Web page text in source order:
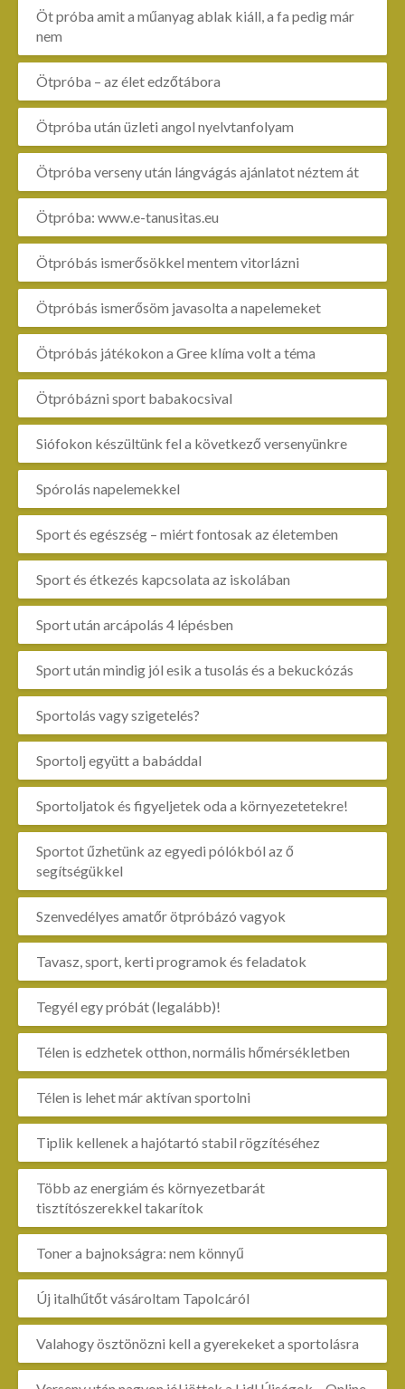
Öt próba amit a műanyag ablak kiáll, a fa pedig már
nem
Ötpróba – az élet edzőtábora
Ötpróba után üzleti angol nyelvtanfolyam
Ötpróba verseny után lángvágás ajánlatot néztem át
Ötpróba: www.e-tanusitas.eu
Ötpróbás ismerősökkel mentem vitorlázni
Ötpróbás ismerősöm javasolta a napelemeket
Ötpróbás játékokon a Gree klíma volt a téma
Ötpróbázni sport babakocsival
Siófokon készültünk fel a következő versenyünkre
Spórolás napelemekkel
Sport és egészség – miért fontosak az életemben
Sport és étkezés kapcsolata az iskolában
Sport után arcápolás 4 lépésben
Sport után mindig jól esik a tusolás és a bekuckózás
Sportolás vagy szigetelés?
Sportolj együtt a babáddal
Sportoljatok és figyeljetek oda a környezetetekre!
Sportot űzhetünk az egyedi pólókból az ő
segítségükkel
Szenvedélyes amatőr ötpróbázó vagyok
Tavasz, sport, kerti programok és feladatok
Tegyél egy próbát (legalább)!
Télen is edzhetek otthon, normális hőmérsékletben
Télen is lehet már aktívan sportolni
Tiplik kellenek a hajótartó stabil rögzítéséhez
Több az energiám és környezetbarát
tisztítószerekkel takarítok
Toner a bajnokságra: nem könnyű
Új italhűtőt vásároltam Tapolcáról
Valahogy ösztönözni kell a gyerekeket a sportolásra